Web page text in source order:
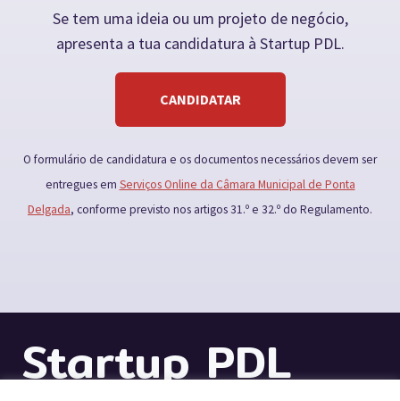
Se tem uma ideia ou um projeto de negócio,
apresenta a tua candidatura à Startup PDL.
CANDIDATAR
O formulário de candidatura e os documentos necessários devem ser
entregues em Serviços Online da Câmara Municipal de Ponta
Delgada, conforme previsto nos artigos 31.º e 32.º do Regulamento.
Startup PDL